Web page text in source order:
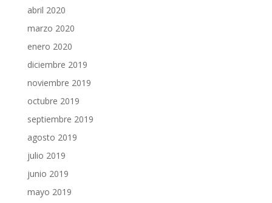
abril 2020
marzo 2020
enero 2020
diciembre 2019
noviembre 2019
octubre 2019
septiembre 2019
agosto 2019
julio 2019
junio 2019
mayo 2019